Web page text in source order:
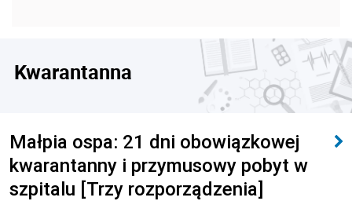
Kwarantanna
Małpia ospa: 21 dni obowiązkowej
kwarantanny i przymusowy pobyt w
szpitalu [Trzy rozporządzenia]